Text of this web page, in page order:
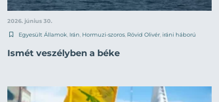
2026. június 30.
Egyesült Államok Irán Hormuzi-szoros Rövid Olivér iráni háború
Ismét veszélyben a béke